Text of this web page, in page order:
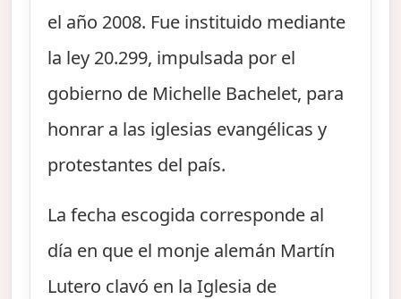
el año 2008. Fue instituido mediante
la ley 20.299, impulsada por el
gobierno de Michelle Bachelet, para
honrar a las iglesias evangélicas y
protestantes del país.
La fecha escogida corresponde al
día en que el monje alemán Martín
Lutero clavó en la Iglesia de